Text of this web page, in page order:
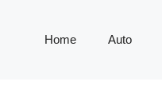
Home Auto